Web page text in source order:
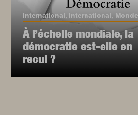
International, International, Monde
À l’échelle mondiale, la
démocratie est-elle en
recul ?